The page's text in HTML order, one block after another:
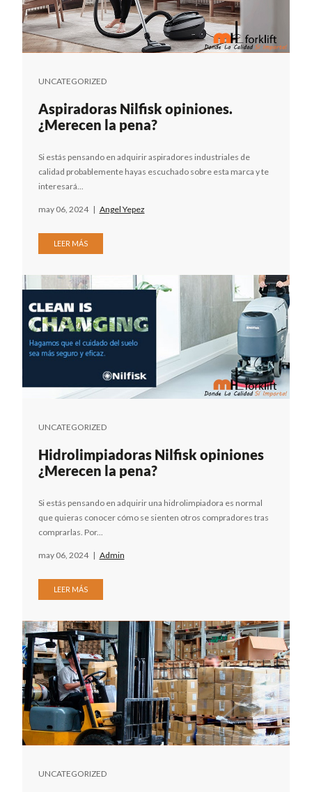
UNCATEGORIZED
Aspiradoras Nilfisk opiniones.
¿Merecen la pena?
Si estás pensando en adquirir aspiradores industriales de
calidad probablemente hayas escuchado sobre esta marca y te
interesará...
may 06, 2024 | Angel Yepez
LEER MÁS
UNCATEGORIZED
Hidrolimpiadoras Nilfisk opiniones
¿Merecen la pena?
Si estás pensando en adquirir una hidrolimpiadora es normal
que quieras conocer cómo se sienten otros compradores tras
comprarlas. Por...
may 06, 2024 | Admin
LEER MÁS
UNCATEGORIZED